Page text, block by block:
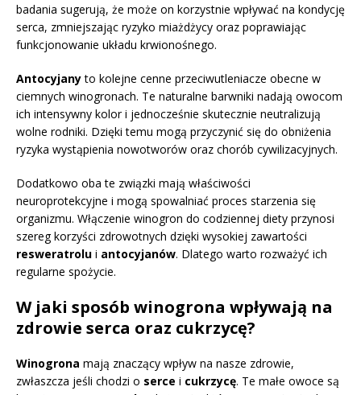
badania sugerują, że może on korzystnie wpływać na kondycję
serca, zmniejszając ryzyko miażdżycy oraz poprawiając
funkcjonowanie układu krwionośnego.
Antocyjanyto kolejne cenne przeciwutleniacze obecne w
ciemnych winogronach. Te naturalne barwniki nadają owocom
ich intensywny kolor i jednocześnie skutecznie neutralizują
wolne rodniki. Dzięki temu mogą przyczynić się do obniżenia
ryzyka wystąpienia nowotworów oraz chorób cywilizacyjnych.
Dodatkowo oba te związki mają właściwości
neuroprotekcyjne i mogą spowalniać proces starzenia się
organizmu. Włączenie winogron do codziennej diety przynosi
szereg korzyści zdrowotnych dzięki wysokiej zawartości
resweratrolu i antocyjanów. Dlatego warto rozważyć ich
regularne spożycie.
W jaki sposób winogrona wpływają na
zdrowie serca oraz cukrzycę?
Winogrona mają znaczący wpływ na nasze zdrowie,
zwłaszcza jeśli chodzi o serce i cukrzycę. Te małe owoce są